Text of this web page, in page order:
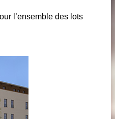
l’ensemble des lots